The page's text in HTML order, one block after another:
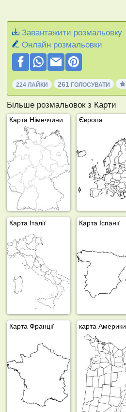
Завантажити розмальовку
Онлайн розмальовки
224 ЛАЙКИ 261 ГОЛОСУВАТИ
Більше розмальовок з Карти
Карта Німеччини Європа
Карта Італії Карта Іспанії
Карта Франції карта Америки